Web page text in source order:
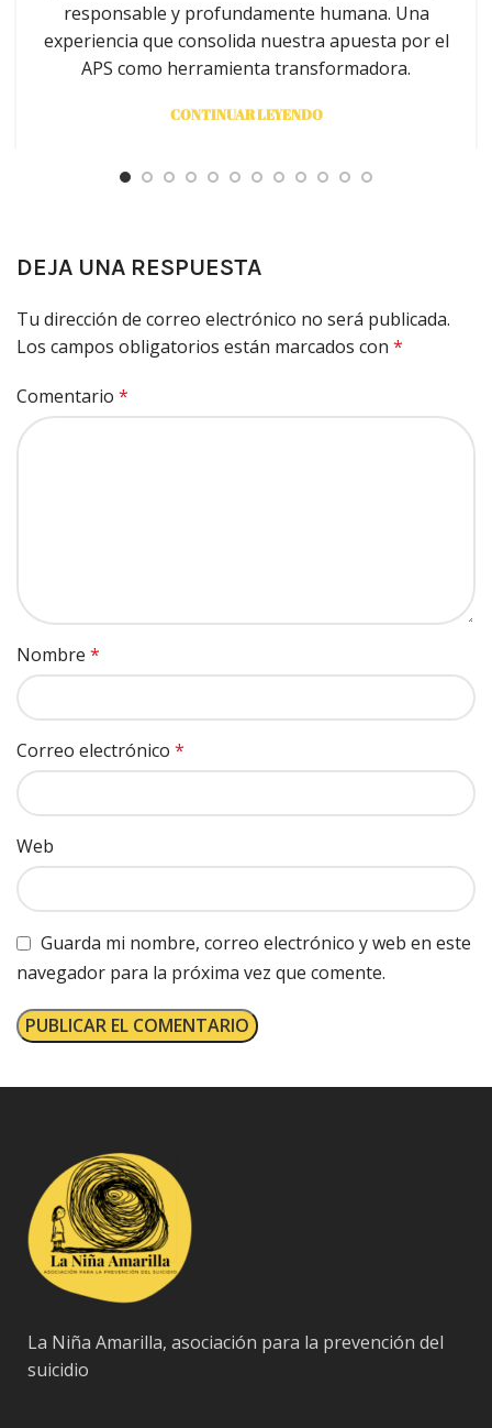
responsable y profundamente humana. Una
experiencia que consolida nuestra apuesta por el
APS como herramienta transformadora.
CONTINUAR LEYENDO
DEJA UNA RESPUESTA
Tu dirección de correo electrónico no será publicada.
Los campos obligatorios están marcados con *
Comentario *
Nombre *
Correo electrónico *
Web
Guarda mi nombre, correo electrónico y web en este
navegador para la próxima vez que comente.
La Niña Amarilla, asociación para la prevención del
suicidio